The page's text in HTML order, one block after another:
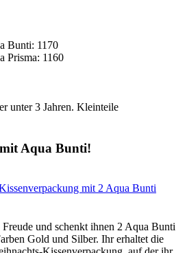
Bunti: 1170
Prisma: 1160
Aqua Bunti!
und schenkt ihnen 2 Aqua Bunti
Gold und Silber. Ihr erhaltet die